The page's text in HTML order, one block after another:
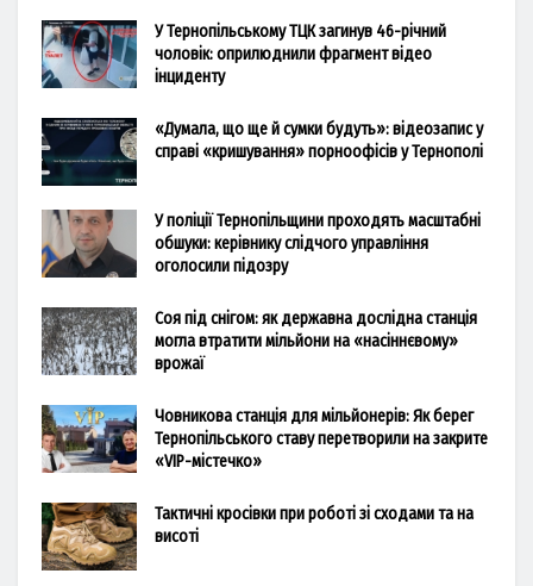
У Тернопільському ТЦК загинув 46-річний
чоловік: оприлюднили фрагмент відео
інциденту
«Думала, що ще й сумки будуть»: відеозапис у
справі «кришування» порноофісів у Тернополі
У поліції Тернопільщини проходять масштабні
обшуки: керівнику слідчого управління
оголосили підозру
Соя під снігом: як державна дослідна станція
могла втратити мільйони на «насіннєвому»
врожаї
Човникова станція для мільйонерів: Як берег
Тернопільського ставу перетворили на закрите
«VIP-містечко»
Тактичні кросівки при роботі зі сходами та на
висоті